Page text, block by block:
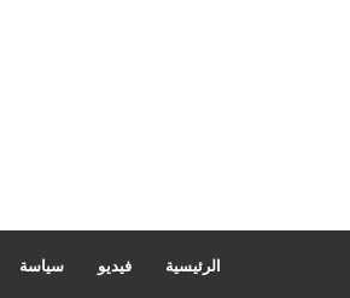
الرئيسية فيديو سياسة